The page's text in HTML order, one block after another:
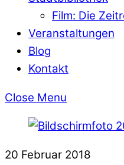
Film: Die
Veranstaltungen
Blog
Kontakt
Close Menu
20 Februar 2018